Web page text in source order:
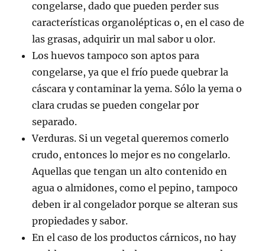
congelarse, dado que pueden perder sus
características organolépticas o, en el caso de
las grasas, adquirir un mal sabor u olor.
Los huevos tampoco son aptos para
congelarse, ya que el frío puede quebrar la
cáscara y contaminar la yema. Sólo la yema o
clara crudas se pueden congelar por
separado.
Verduras. Si un vegetal queremos comerlo
crudo, entonces lo mejor es no congelarlo.
Aquellas que tengan un alto contenido en
agua o almidones, como el pepino, tampoco
deben ir al congelador porque se alteran sus
propiedades y sabor.
En el caso de los productos cárnicos, no hay